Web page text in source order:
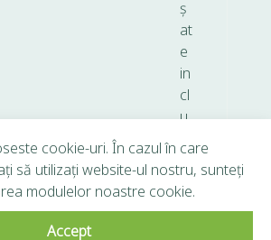
ș
at
e
in
cl
u
T
V
A.
cookie-uri. În cazul în care
să utilizați website-ul nostru, sunteți
modulelor noastre cookie.
Accept